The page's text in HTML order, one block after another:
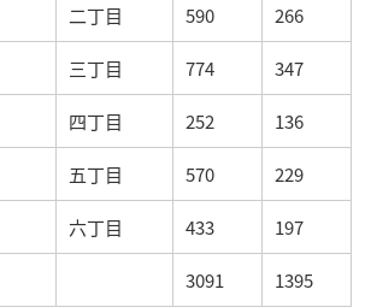
二丁目 590 266
三丁目 774 347
四丁目 252 136
五丁目 570 229
六丁目 433 197
3091 1395